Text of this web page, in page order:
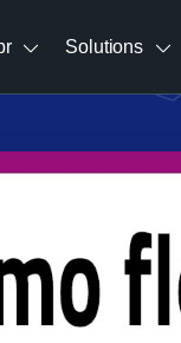
Solutions